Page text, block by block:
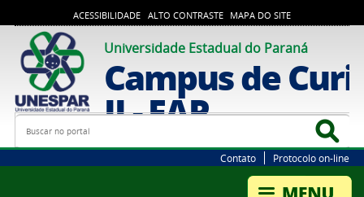
ACESSIBILIDADE ALTO CONTRASTE MAPA DO SITE
Universidade Estadual do Paraná
Campus de
II - FAP
Busca
Contato Protocolo on-line